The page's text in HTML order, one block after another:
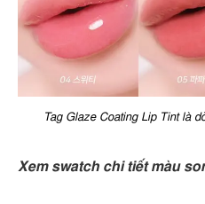
Tag Glaze Coating Lip Tint là
Xem swatch chi tiết màu